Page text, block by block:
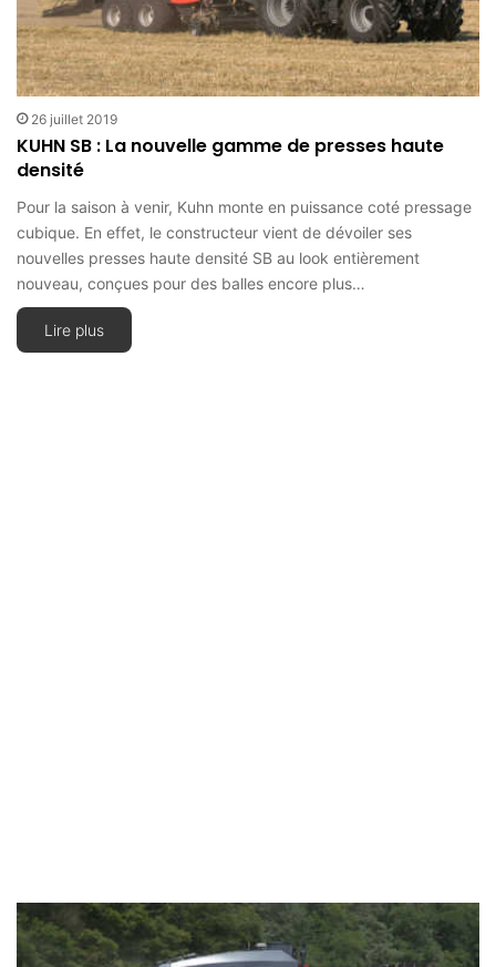
26 juillet 2019
KUHN SB : La nouvelle gamme de presses haute
densité
Pour la saison à venir, Kuhn monte en puissance coté pressage
cubique. En effet, le constructeur vient de dévoiler ses
nouvelles presses haute densité SB au look entièrement
nouveau, conçues pour des balles encore plus…
Lire plus